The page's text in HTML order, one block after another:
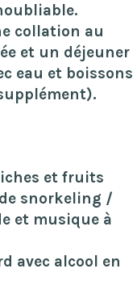
collation au
et un déjeuner
eau et boissons
et fruits
snorkeling /
et musique à
avec alcool en